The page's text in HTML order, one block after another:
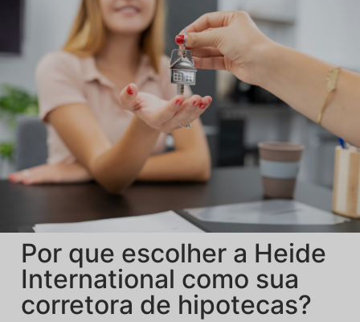
Por que escolher a Heide
International como sua
corretora de hipotecas?